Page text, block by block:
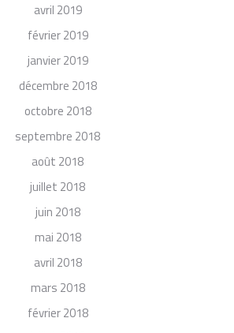
avril 2019
février 2019
janvier 2019
décembre 2018
octobre 2018
septembre 2018
août 2018
juillet 2018
juin 2018
mai 2018
avril 2018
mars 2018
février 2018